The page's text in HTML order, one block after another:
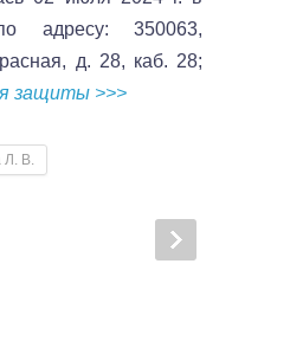
адресу: 350063,
д. 28, каб. 28;
защиты >>>
Л. В.